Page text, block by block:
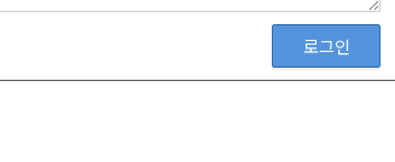
로그인